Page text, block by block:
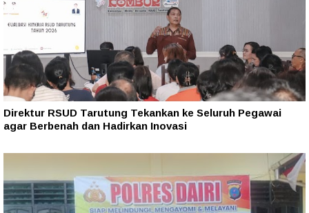
Direktur RSUD Tarutung Tekankan ke Seluruh Pegawai
agar Berbenah dan Hadirkan Inovasi